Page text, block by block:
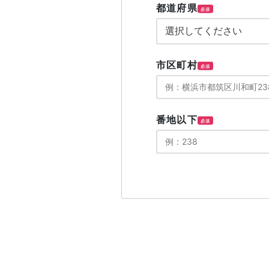
都道府県 必須
市区町村 必須
番地以下 必須